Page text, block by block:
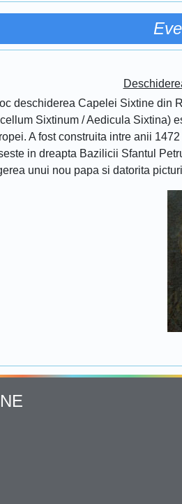
deschiderea Capelei Sixtine
Sixtinum / Aedicula Sixtina)
A fost construita intre anii
in dreapta Bazilicii Sfantul
unui nou papa si datorita